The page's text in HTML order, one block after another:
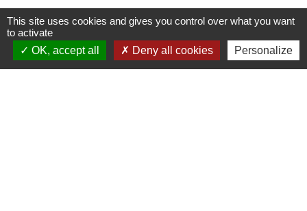
Liens
This site uses cookies and gives you control over what you want
to activate
OK, accept all
Deny all cookies Personalize